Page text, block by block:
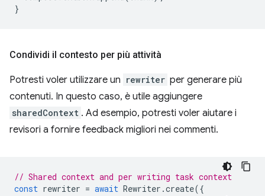
}
Condividi il contesto per più attività
Potresti voler utilizzare un rewriter per generare più
contenuti. In questo caso, è utile aggiungere
sharedContext . Ad esempio, potresti voler aiutare i
revisori a fornire feedback migliori nei commenti.
// Shared context and per writing task context
const rewriter = await Rewriter .create({